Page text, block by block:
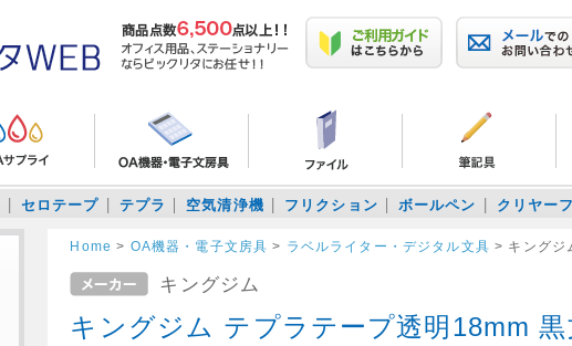
セロテープ テプラ 空気清浄機 フリクション ボールペン クリヤー
Home > OA機器・電子文房具 > ラベルライター・デジタル文具 > キングジ
キングジム
キングジム テプラテープ透明18mm